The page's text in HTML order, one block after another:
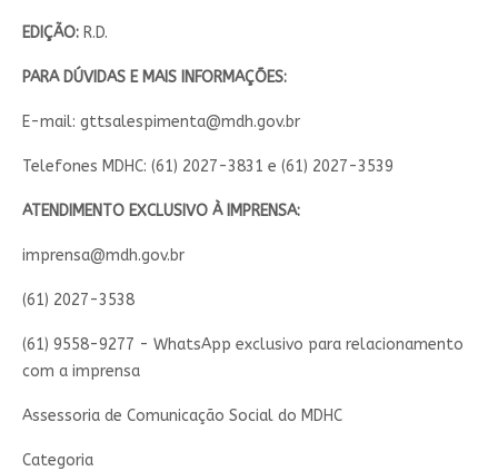
EDIÇÃO: R.D.
PARA DÚVIDAS E MAIS INFORMAÇÕES:
E-mail: gttsalespimenta@mdh.gov.br
Telefones MDHC: (61) 2027-3831 e (61) 2027-3539
ATENDIMENTO EXCLUSIVO À IMPRENSA:
imprensa@mdh.gov.br
(61) 2027-3538
(61) 9558-9277 - WhatsApp exclusivo para relacionamento
com a imprensa
Assessoria de Comunicação Social do MDHC
Categoria